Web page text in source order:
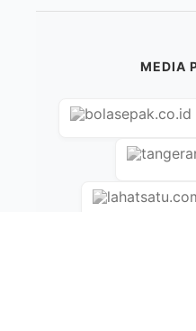
MEDIA